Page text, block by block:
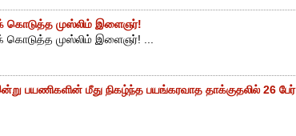
கொடுத்த முஸ்லிம் இளைஞர்!
கொடுத்த முஸ்லிம் இளைஞர்! ...
பயணிகளின் மீது நிகழ்ந்த பயங்கரவாத தாக்குதலில் 26 பேர்